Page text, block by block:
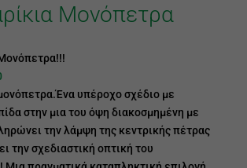
Μονόπετρα
υπέροχο σχέδιο με
στην μια του όψη διακοσμημένη με
την λάμψη της κεντρικής πέτρας
την σχεδιαστική οπτική του